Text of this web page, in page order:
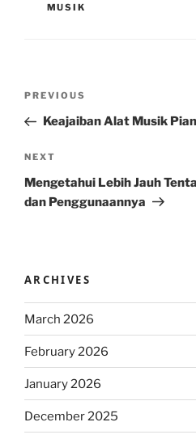
MUSIK
Previous
Post
PREVIOUS
Keajaiban Alat Musik
Next
Post
NEXT
Mengetahui Lebih Jauh
dan Penggunaannya
ARCHIVES
March 2026
February 2026
January 2026
December 2025